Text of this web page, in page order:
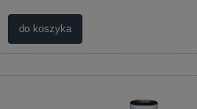
do koszyka